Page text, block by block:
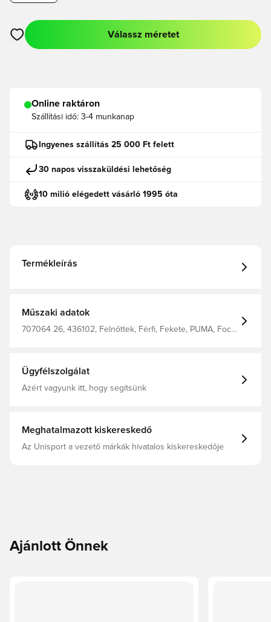
Megnyit egy modált a bejelentkezéshez vagy a tagként való
Válassz méretet
Online raktáron
Szállítási idő: 3-4 munkanap
Ingyenes szállítás 25 000 Ft felett
30 napos visszaküldési lehetőség
10 milió elégedett vásárló 1995 óta
Termékleírás
Műszaki adatok
707064 26, 436102, Felnőttek, Férfi, Fekete, PUMA, Foci
Ügyfélszolgálat
Azért vagyunk itt, hogy segítsünk
Meghatalmazott kiskereskedő
Az Unisport a vezető márkák hivatalos kiskereskedője
Ajánlott Önnek